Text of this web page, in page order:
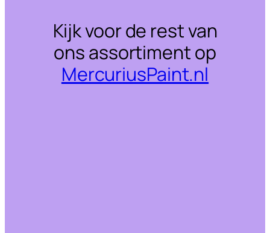
Kijk voor de rest van
ons assortiment op
MercuriusPaint.nl